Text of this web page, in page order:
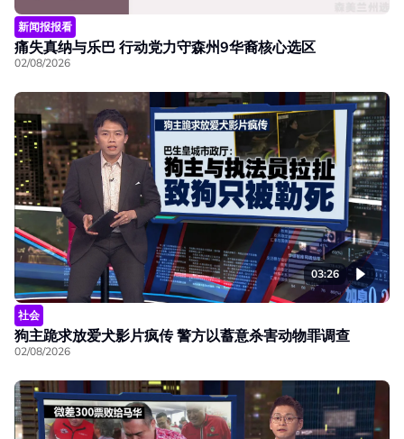
新闻报报看
痛失真纳与乐巴 行动党力守森州9华裔核心选区
02/08/2026
03:26
社会
狗主跪求放爱犬影片疯传 警方以蓄意杀害动物罪调查
02/08/2026